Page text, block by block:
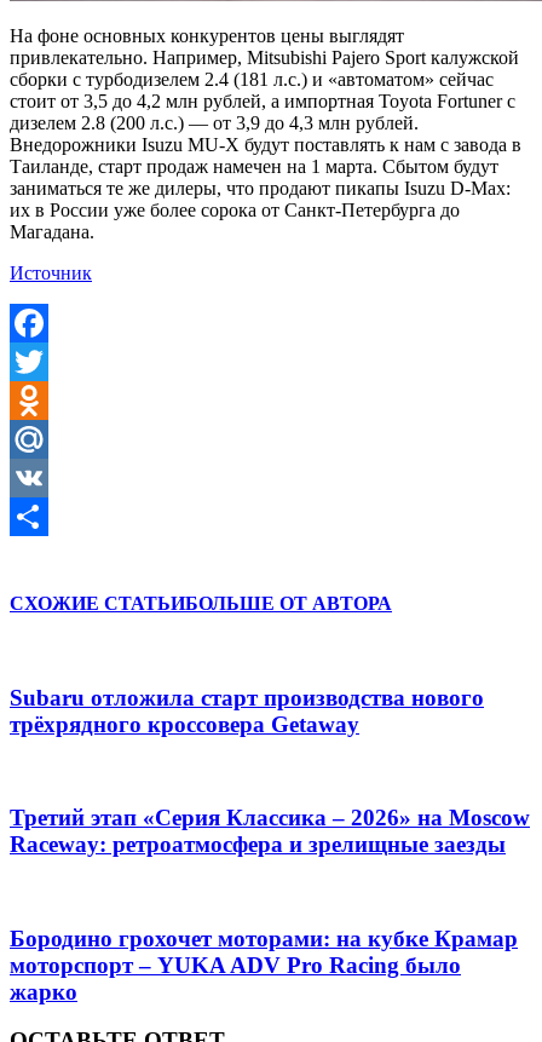
На фоне основных конкурентов цены выглядят
привлекательно. Например, Mitsubishi Pajero Sport калужской
сборки с турбодизелем 2.4 (181 л.с.) и «автоматом» сейчас
стоит от 3,5 до 4,2 млн рублей, а импортная Toyota Fortuner с
дизелем 2.8 (200 л.с.) — от 3,9 до 4,3 млн рублей.
Внедорожники Isuzu MU-X будут поставлять к нам с завода в
Таиланде, старт продаж намечен на 1 марта. Сбытом будут
заниматься те же дилеры, что продают пикапы Isuzu D-Max:
их в России уже более сорока от Санкт-Петербурга до
Магадана.
Источник
Facebook
Twitter
Odnoklassniki
Mail.Ru
VK
СХОЖИЕ СТАТЬИБОЛЬШЕ ОТ АВТОРА
Subaru отложила старт производства нового
трёхрядного кроссовера Getaway
Третий этап «Серия Классика – 2026» на Moscow
Raceway: ретроатмосфера и зрелищные заезды
Бородино грохочет моторами: на кубке Крамар
моторспорт – YUKA ADV Pro Racing было
жарко